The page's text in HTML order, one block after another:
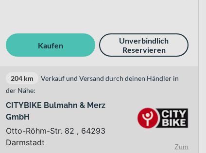
Kaufen
Unverbindlich
Reservieren
204 km
Verkauf und Versand durch deinen Händler in
der Nähe:
CITYBIKE Bulmahn & Merz
GmbH
Otto-Röhm-Str. 82 , 64293
Darmstadt
Zum